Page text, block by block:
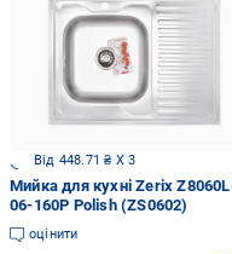
Від 448.71 ₴ X 3
Мийка для кухні Zerix
06-160P Polish (ZS0602)
оцінити